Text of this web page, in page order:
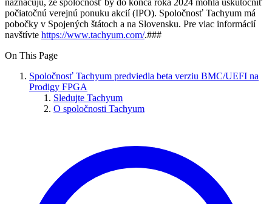
počiatočnú verejnú ponuku akcií (IPO). Spoločnosť Tachyum má
pobočky v Spojených štátoch a na Slovensku. Pre viac informácií
navštívte https://www.tachyum.com/.###
On This Page
Spoločnosť Tachyum predviedla beta verziu BMC/UEFI na
Prodigy FPGA
Sledujte Tachyum
O spoločnosti Tachyum